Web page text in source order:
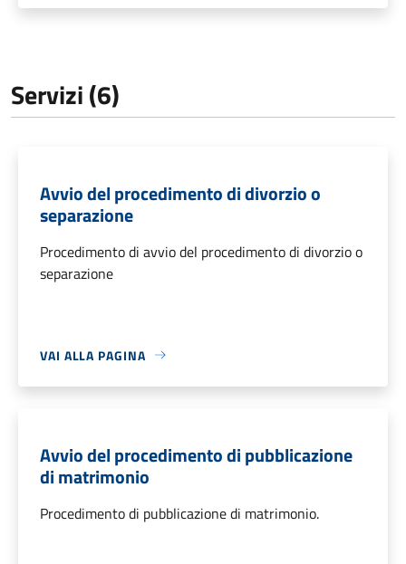
Servizi (6)
Avvio del procedimento di divorzio o
separazione
Procedimento di avvio del procedimento di divorzio o
separazione
VAI ALLA PAGINA
Avvio del procedimento di pubblicazione
di matrimonio
Procedimento di pubblicazione di matrimonio.